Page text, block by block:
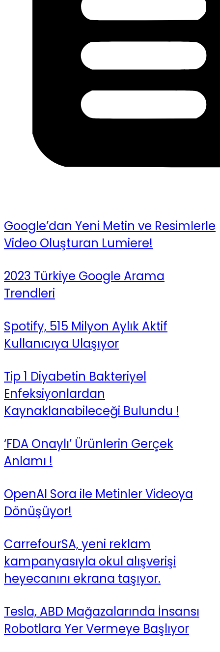
Google’dan Yeni Metin ve Resimlerle
Video Oluşturan Lumiere!
2023 Türkiye Google Arama
Trendleri
Spotify, 515 Milyon Aylık Aktif
Kullanıcıya Ulaşıyor
Tip 1 Diyabetin Bakteriyel
Enfeksiyonlardan
Kaynaklanabileceği Bulundu !
‘FDA Onaylı’ Ürünlerin Gerçek
Anlamı !
OpenAI Sora ile Metinler Videoya
Dönüşüyor!
CarrefourSA, yeni reklam
kampanyasıyla okul alışverişi
heyecanını ekrana taşıyor.
Tesla, ABD Mağazalarında İnsansı
Robotlara Yer Vermeye Başlıyor